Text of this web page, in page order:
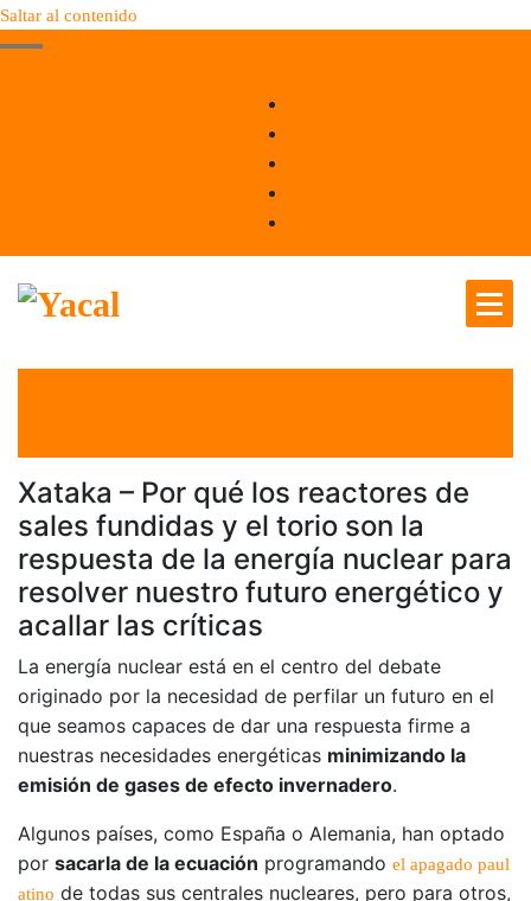
Saltar al contenido
Xataka – Por qué los reactores de
sales fundidas y el torio son la
respuesta de la energía nuclear para
resolver nuestro futuro energético y
acallar las críticas
La energía nuclear está en el centro del debate
originado por la necesidad de perfilar un futuro en el
que seamos capaces de dar una respuesta firme a
nuestras necesidades energéticas minimizando la
emisión de gases de efecto invernadero.
Algunos países, como España o Alemania, han optado
por sacarla de la ecuación programando el apagado paul
atino de todas sus centrales nucleares, pero para otros,